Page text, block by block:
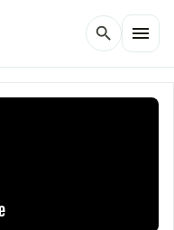
search menu